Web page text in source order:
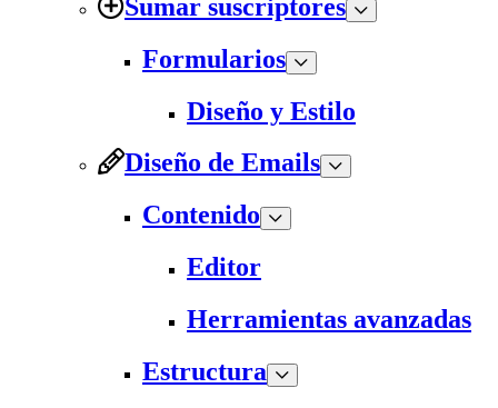
Sumar suscriptores
Formularios
Diseño y Estilo
Diseño de Emails
Contenido
Editor
Herramientas avanzadas
Estructura